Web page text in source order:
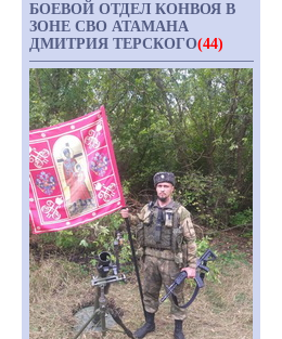
БОЕВОЙ ОТДЕЛ КОНВОЯ В
ЗОНЕ СВО АТАМАНА
ДМИТРИЯ ТЕРСКОГО(44)